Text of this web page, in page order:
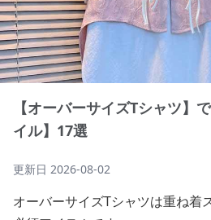
【オーバーサイズTシャツ】
イル】17選
更新日 2026-08-02
オーバーサイズTシャツは重ね着